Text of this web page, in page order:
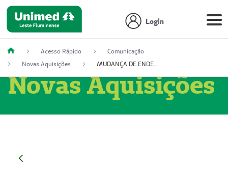
Login
Acesso Rápido
Comunicação
Novas Aquisições
MUDANÇA DE ENDEREÇO - DIAGITAB SERVIÇOS MÉDICOS LTDA (54003267-5)
Novas Aquisições